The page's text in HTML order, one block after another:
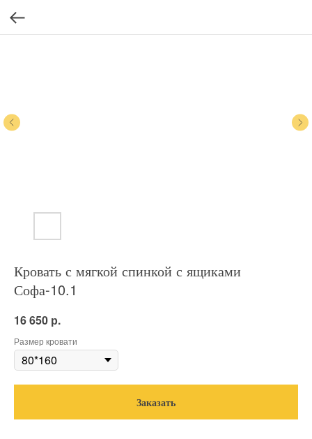
Кровать с мягкой спинкой с ящиками
Софа-10.1
16 650 р.
Размер кровати
Заказать